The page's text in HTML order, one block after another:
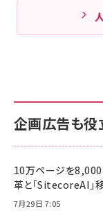
企画広告も役
10万ページを8,000
革と「SitecoreAI」
7月29日 7:05